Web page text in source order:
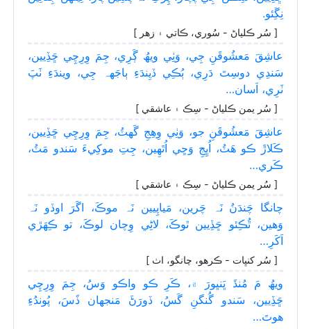
نِڱِئو.
[ سُر ڪلياڻ - سُوري، ڪاتي ۽ زھر ]
عاشِقَ مَعشُوقَنِ جِي، وَٺِي ويھُ ڳَرِي، جِمَ وِرِچِي ڇَڏِيين،
سَندِي دوسِتَ دَرِي، ٻُڪِي ڏيِندَءِ ٻاجَهہ جِي، ويندَءِ ٺَپَ
ٺَرِي، اَسان…
[ سُر يمن ڪلياڻ - سِڪ ۽ عاشقي ]
عاشِقَ مَعشُوقَنِ جو، وَٺِي وِھِجِ گَهٽُ، جِمَ وِرِچِي ڇَڏِيين،
ڪَلاڙَ ڪو ھَٽُ، اُڀِجِ وَڃِي اُتَھِين، جِتِ موکِيءَ سَندو مَٽُ،
ڪَري…
[ سُر يمن ڪلياڻ - سِڪ ۽ عاشقي ]
چانگا چَندَنُ نَہ چَرين، مَياپِيين نَہ موڪَ، اگَرَ اوڏو نَہ
وَھين، ٿُڪِئو ڇَڏِيين ٿوڪَ، لاڻِي وِچان لوڪَ، تو ڪِھَڙي
اَکَرِ…
[ سُر کنڀات - ڪرھو، چانگو، اٺ ]
ويھُ مَ مُنڌَ ڀَنڀورَ ۾، ڪَرِ ڪو واڪو وَسُ، جِمَ وِرِچِي
ڇَڏِيين، سَندو گُنگنِ گَسُ، ڏورَڻَ مَنجهان ڏَسَ، پُوندُءِ
ھوتَ…